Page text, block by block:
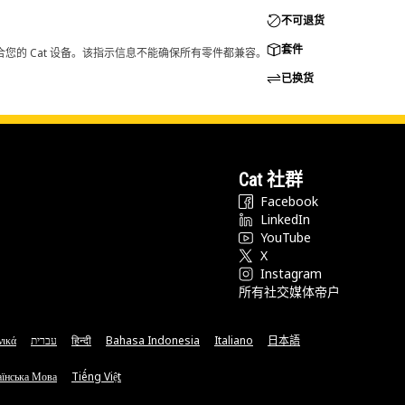
的 Cat 设备。该指示信息不能确保所有零件都兼容。
不可退货
套件
已换货
Cat 社群
Facebook
LinkedIn
YouTube
X
Instagram
所有社交媒体帝户
עברית हिन्दी Bahasa Indonesia Italiano 日本語
Мова Tiếng Việt